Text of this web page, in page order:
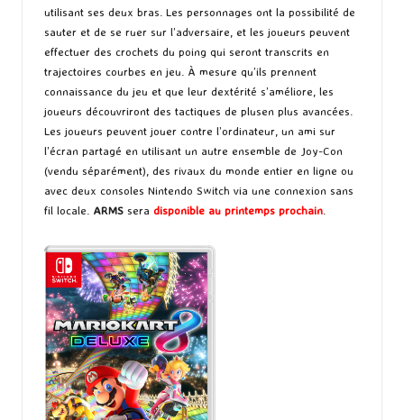
utilisant ses deux bras. Les personnages ont la possibilité de
sauter et de se ruer sur l’adversaire, et les joueurs peuvent
effectuer des crochets du poing qui seront transcrits en
trajectoires courbes en jeu. À mesure qu’ils prennent
connaissance du jeu et que leur dextérité s’améliore, les
joueurs découvriront des tactiques de plusen plus avancées.
Les joueurs peuvent jouer contre l’ordinateur, un ami sur
l’écran partagé en utilisant un autre ensemble de Joy-Con
(vendu séparément), des rivaux du monde entier en ligne ou
avec deux consoles Nintendo Switch via une connexion sans
fil locale. ARMS sera disponible au printemps prochain